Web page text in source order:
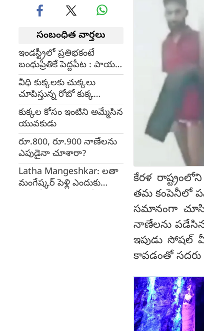
సంబంధిత వార్తలు
ఇండస్ట్రీలో ప్రతిభకంటే
బంధుప్రీతికే పెద్దపీట : పాయల్
రాజ్‌పుత్
వీధి కుక్కలకు చుక్కలు
చూపిస్తున్న రోబో కుక్క
(video)
కుక్కల కోసం ఇంటిని అమ్మేసిన
యువకుడు
రూ.800, రూ.900 నాణేలను
ఎపుడైనా చూశారా?
Latha Mangeshkar: లతా
మంగేష్కర్ పెళ్లి ఎందుకు
కేరళ
తమ కంపెనీలో
సమానంగా
నాణేలను
ఇపుడు
కావడంతో సదరు